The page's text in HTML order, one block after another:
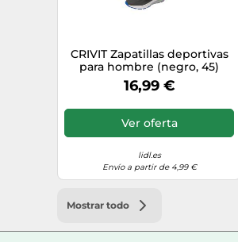
CRIVIT Zapatillas deportivas
para hombre (negro, 45)
16,99 €
Ver oferta
lidl.es
Envío a partir de 4,99 €
Mostrar todo